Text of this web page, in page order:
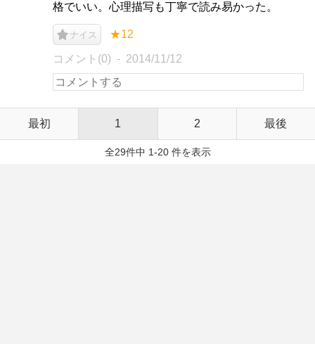
格でいい。心理描写も丁寧で読み易かった。
ナイス ★12
コメント(0) 2014/11/12
最初 1 2 最後
全29件中 1-20 件を表示